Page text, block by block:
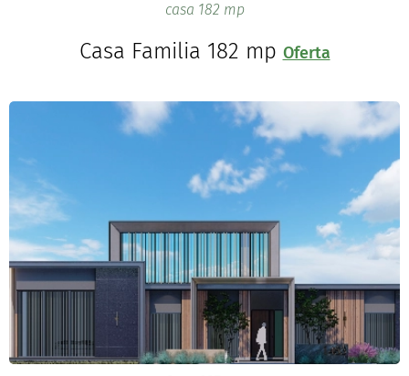
casa 182 mp
Casa Familia 182 mp Oferta